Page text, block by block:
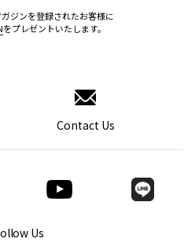
Us
Contact Us
ジンを登録されたお客様に
をプレゼントいたします。